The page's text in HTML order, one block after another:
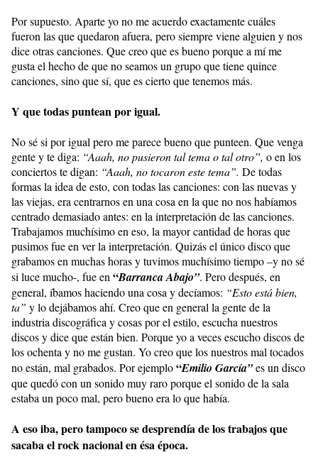
Por supuesto. Aparte yo no me acuerdo exactamente cuáles
fueron las que quedaron afuera, pero siempre viene alguien y nos
dice otras canciones. Que creo que es bueno porque a mí me
gusta el hecho de que no seamos un grupo que tiene quince
canciones, sino que sí, que es cierto que tenemos más.
Y que todas puntean por igual.
No sé si por igual pero me parece bueno que punteen. Que venga
gente y te diga: “Aaah, no pusieron tal tema o tal otro”, o en los
conciertos te digan: “Aaah, no tocaron este tema”. De todas
formas la idea de esto, con todas las canciones: con las nuevas y
las viejas, era centrarnos en una cosa en la que no nos habíamos
centrado demasiado antes: en la interpretación de las canciones.
Trabajamos muchísimo en eso, la mayor cantidad de horas que
pusimos fue en ver la interpretación. Quizás el único disco que
grabamos en muchas horas y tuvimos muchísimo tiempo –y no sé
si luce mucho-, fue en“Barranca Abajo”. Pero después, en
general, íbamos haciendo una cosa y decíamos: “Esto está bien,
ta” y lo dejábamos ahí. Creo que en general la gente de la
industria discográfica y cosas por el estilo, escucha nuestros
discos y dice que están bien. Porque yo a veces escucho discos de
los ochenta y no me gustan. Yo creo que los nuestros mal tocados
no están, mal grabados. Por ejemplo“Emilio García”es un disco
que quedó con un sonido muy raro porque el sonido de la sala
estaba un poco mal, pero bueno era lo que había.
A eso iba, pero tampoco se desprendía de los trabajos que
sacaba el rock nacional en ésa época.